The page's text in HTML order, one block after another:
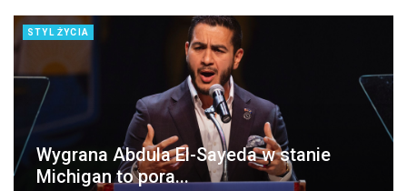
STYL ŻYCIA
Wygrana Abdula El-Sayeda w stanie
Michigan to pora...